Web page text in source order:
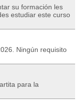
su formación les
estudiar este curso
Ningún requisito
para la